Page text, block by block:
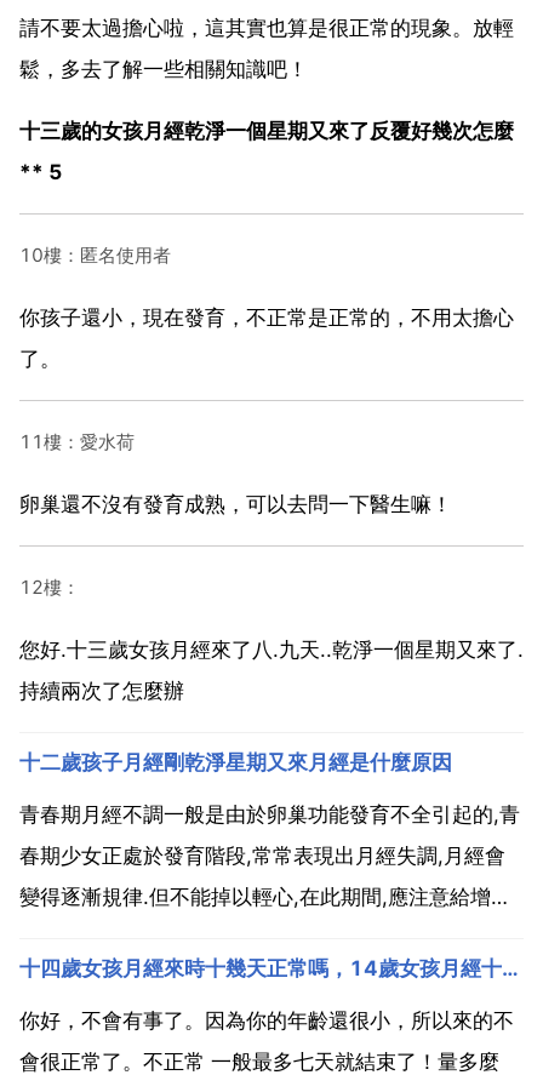
請不要太過擔心啦，這其實也算是很正常的現象。放輕
鬆，多去了解一些相關知識吧！
十三歲的女孩月經乾淨一個星期又來了反覆好幾次怎麼
** 5
10樓：匿名使用者
你孩子還小，現在發育，不正常是正常的，不用太擔心
了。
11樓：愛水荷
卵巢還不沒有發育成熟，可以去問一下醫生嘛！
12樓：
您好.十三歲女孩月經來了八.九天..乾淨一個星期又來了.
持續兩次了怎麼辦
十二歲孩子月經剛乾淨星期又來月經是什麼原因
青春期月經不調一般是由於卵巢功能發育不全引起的,青
春期少女正處於發育階段,常常表現出月經失調,月經會
變得逐漸規律.但不能掉以輕心,在此期間,應注意給增加
了怎麼回事 您好 您的情況考慮排卵期出血，在有排卵
的月經週期中，出現排卵期子宮出血，出血量少，...
十四歲女孩月經來時十幾天正常嗎，14歲女孩月經十多天正常嗎，需要檢查嗎
你好，不會有事了。因為你的年齡還很小，所以來的不
會很正常了。不正常 一般最多七天就結束了！量多麼